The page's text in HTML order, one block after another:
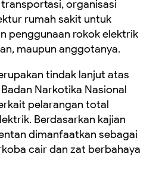
organisasi
rumah sakit untuk
penggunaan rokok elektrik
maupun anggotanya.
tindak lanjut atas
Narkotika Nasional
pelarangan total
Berdasarkan kajian
dimanfaatkan sebagai
cair dan zat berbahaya